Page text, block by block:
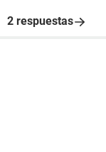
2 respuestas